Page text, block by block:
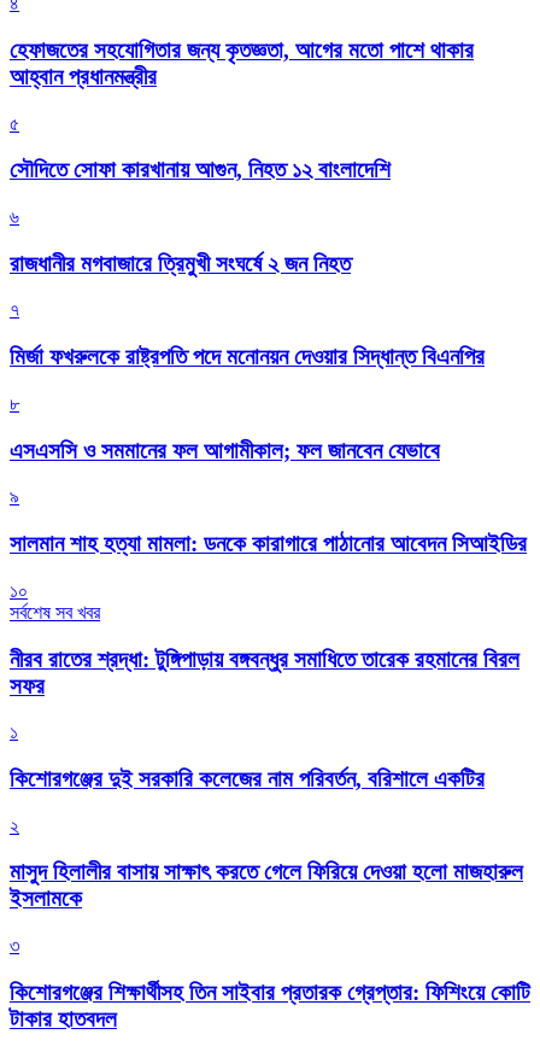
হেফাজতের সহযোগিতার জন্য কৃতজ্ঞতা, আগের মতো পাশে থাকার
আহ্বান প্রধানমন্ত্রীর
৫
সৌদিতে সোফা কারখানায় আগুন, নিহত ১২ বাংলাদেশি
৬
রাজধানীর মগবাজারে ত্রিমুখী সংঘর্ষে ২ জন নিহত
৭
মির্জা ফখরুলকে রাষ্ট্রপতি পদে মনোনয়ন দেওয়ার সিদ্ধান্ত বিএনপির
৮
এসএসসি ও সমমানের ফল আগামীকাল; ফল জানবেন যেভাবে
৯
সালমান শাহ হত্যা মামলা: ডনকে কারাগারে পাঠানোর আবেদন সিআইডির
১০
সর্বশেষ সব খবর
নীরব রাতের শ্রদ্ধা: টুঙ্গিপাড়ায় বঙ্গবন্ধুর সমাধিতে তারেক রহমানের বিরল
সফর
১
কিশোরগঞ্জের দুই সরকারি কলেজের নাম পরিবর্তন, বরিশালে একটির
২
মাসুদ হিলালীর বাসায় সাক্ষাৎ করতে গেলে ফিরিয়ে দেওয়া হলো মাজহারুল
ইসলামকে
৩
কিশোরগঞ্জের শিক্ষার্থীসহ তিন সাইবার প্রতারক গ্রেপ্তার: ফিশিংয়ে কোটি
টাকার হাতবদল